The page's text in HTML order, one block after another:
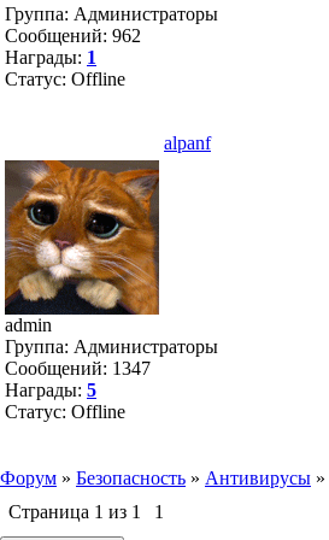
Группа: Администраторы
Сообщений: 962
Награды: 1
Статус: Offline
alpanf
admin
Группа: Администраторы
Сообщений: 1347
Награды: 5
Статус: Offline
Форум » Безопасность » Антивирусы »
Страница 1 из 1 1